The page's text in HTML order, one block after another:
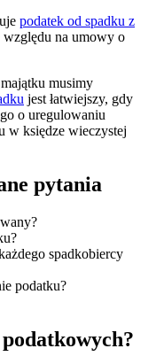
podatek od spadku z
względu na umowy o
musimy
jest łatwiejszy, gdy
o uregulowaniu
w księdze wieczystej
pytania
spadkobiercy
podatku?